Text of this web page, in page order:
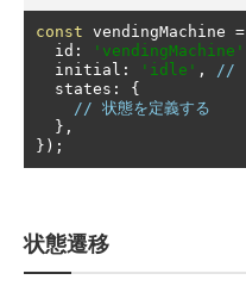
const vendingMachine =
  id
: 'vendingMachine'
  initial
: 'idle' ,
//
  states
:
{
// 状態を定義する
},
});
状態遷移